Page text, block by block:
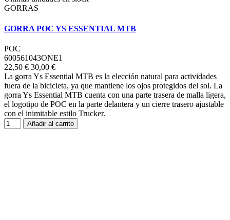
GORRAS
GORRA POC YS ESSENTIAL MTB
POC
600561043ONE1
22,50 € 30,00 €
La gorra Ys Essential MTB es la elección natural para actividades
fuera de la bicicleta, ya que mantiene los ojos protegidos del sol. La
gorra Ys Essential MTB cuenta con una parte trasera de malla ligera,
el logotipo de POC en la parte delantera y un cierre trasero ajustable
con el inimitable estilo Trucker.
Añadir al carrito